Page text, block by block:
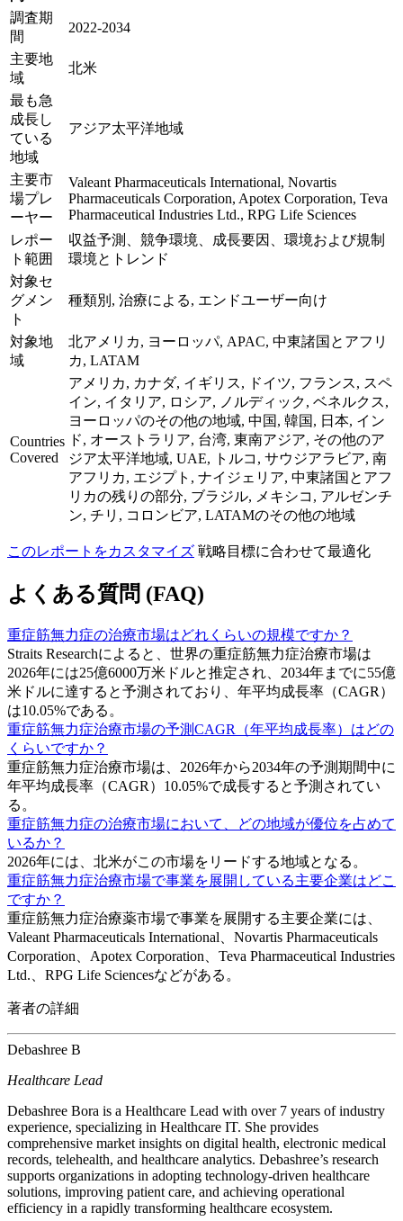
調査期
間
2022-2034
主要地
域
北米
最も急
成長し
ている
地域
アジア太平洋地域
主要市
場プレ
ーヤー
Valeant Pharmaceuticals International, Novartis
Pharmaceuticals Corporation, Apotex Corporation, Teva
Pharmaceutical Industries Ltd., RPG Life Sciences
レポー
ト範囲
収益予測、競争環境、成長要因、環境および規制
環境とトレンド
対象セ
グメン
ト
種類別, 治療による, エンドユーザー向け
対象地
域
北アメリカ, ヨーロッパ, APAC, 中東諸国とアフリ
カ, LATAM
Countries
Covered
アメリカ, カナダ, イギリス, ドイツ, フランス, スペ
イン, イタリア, ロシア, ノルディック, ベネルクス,
ヨーロッパのその他の地域, 中国, 韓国, 日本, イン
ド, オーストラリア, 台湾, 東南アジア, その他のア
ジア太平洋地域, UAE, トルコ, サウジアラビア, 南
アフリカ, エジプト, ナイジェリア, 中東諸国とアフ
リカの残りの部分, ブラジル, メキシコ, アルゼンチ
ン, チリ, コロンビア, LATAMのその他の地域
このレポートをカスタマイズ 戦略目標に合わせて最適化
よくある質問 (FAQ)
重症筋無力症の治療市場はどれくらいの規模ですか？
Straits Researchによると、世界の重症筋無力症治療市場は
2026年には25億6000万米ドルと推定され、2034年までに55億
米ドルに達すると予測されており、年平均成長率（CAGR）
は10.05%である。
重症筋無力症治療市場の予測CAGR（年平均成長率）はどの
くらいですか？
重症筋無力症治療市場は、2026年から2034年の予測期間中に
年平均成長率（CAGR）10.05%で成長すると予測されてい
る。
重症筋無力症の治療市場において、どの地域が優位を占めて
いるか？
2026年には、北米がこの市場をリードする地域となる。
重症筋無力症治療市場で事業を展開している主要企業はどこ
ですか？
重症筋無力症治療薬市場で事業を展開する主要企業には、
Valeant Pharmaceuticals International、Novartis Pharmaceuticals
Corporation、Apotex Corporation、Teva Pharmaceutical Industries
Ltd.、RPG Life Sciencesなどがある。
著者の詳細
Debashree B
Healthcare Lead
Debashree Bora is a Healthcare Lead with over 7 years of industry
experience, specializing in Healthcare IT. She provides
comprehensive market insights on digital health, electronic medical
records, telehealth, and healthcare analytics. Debashree’s research
supports organizations in adopting technology-driven healthcare
solutions, improving patient care, and achieving operational
efficiency in a rapidly transforming healthcare ecosystem.